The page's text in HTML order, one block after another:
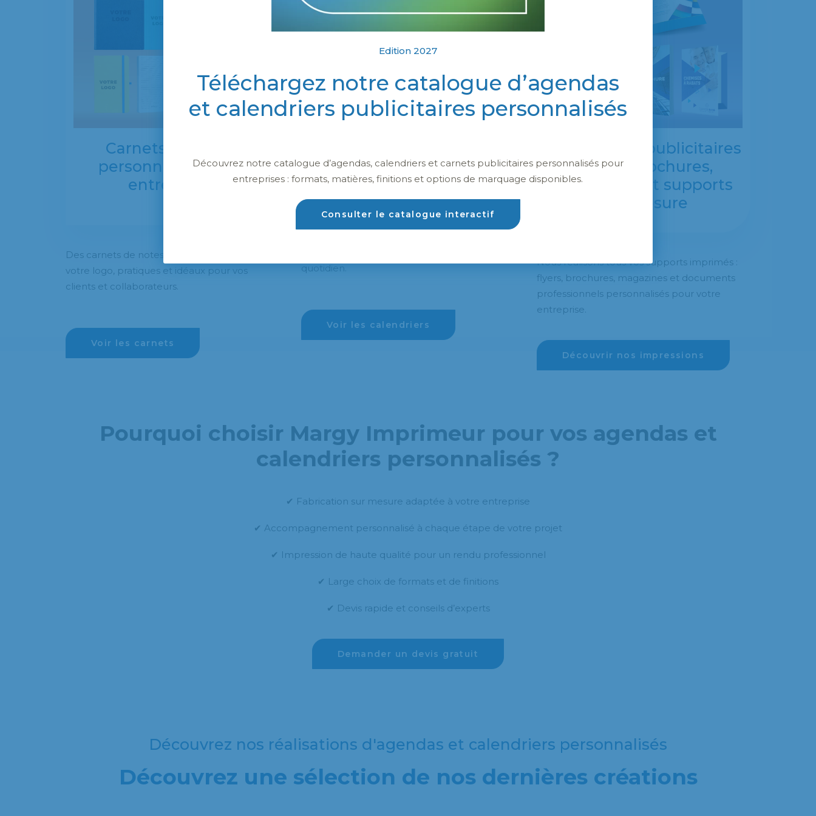
Carnets de notes
personnalisés pour
entreprises
Des carnets de notes personnalisés avec
votre logo, pratiques et idéaux pour vos
clients et collaborateurs.
Voir les carnets
personnalisés
quotidien.
Voir les calendriers
Impressions publicitaires
: flyers, brochures,
magazines et supports
sur mesure
Nous réalisons tous vos supports imprimés :
flyers, brochures, magazines et documents
professionnels personnalisés pour votre
entreprise.
Découvrir nos impressions
Pourquoi choisir Margy Imprimeur pour vos agendas et
calendriers personnalisés ?
✔ Fabrication sur mesure adaptée à votre entreprise
✔ Accompagnement personnalisé à chaque étape de votre projet
✔ Impression de haute qualité pour un rendu professionnel
✔ Large choix de formats et de finitions
✔ Devis rapide et conseils d’experts
Demander un devis gratuit
Découvrez nos réalisations d'agendas et calendriers personnalisés
Découvrez une sélection de nos dernières créations
Edition 2027
Téléchargez notre catalogue d’agendas
et calendriers publicitaires personnalisés
Découvrez notre catalogue d’agendas, calendriers et carnets publicitaires personnalisés pour
entreprises : formats, matières, finitions et options de marquage disponibles.
Consulter le catalogue interactif